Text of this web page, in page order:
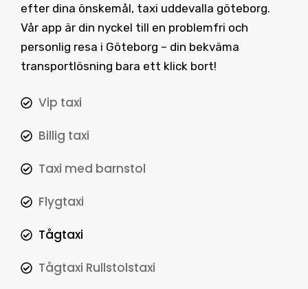
efter dina önskemål, taxi uddevalla göteborg.
Vår app är din nyckel till en problemfri och
personlig resa i Göteborg – din bekväma
transportlösning bara ett klick bort!
Vip taxi
Billig taxi
Taxi med barnstol
Flygtaxi
Tågtaxi
Tågtaxi Rullstolstaxi